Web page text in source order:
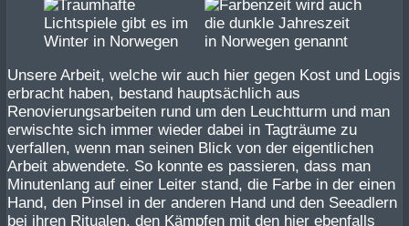
Unsere Arbeit, welche wir auch hier gegen Kost und Logis
erbracht haben, bestand hauptsächlich aus
Renovierungsarbeiten rund um den Leuchtturm und man
erwischte sich immer wieder dabei in Tagträume zu
verfallen, wenn man seinen Blick von der eigentlichen
Arbeit abwendete. So konnte es passieren, dass man
Minutenlang auf einer Leiter stand, die Farbe in der einen
Hand, den Pinsel in der anderen Hand und den Seeadlern
bei ihren Ritualen, den Kämpfen mit den hier ebenfalls